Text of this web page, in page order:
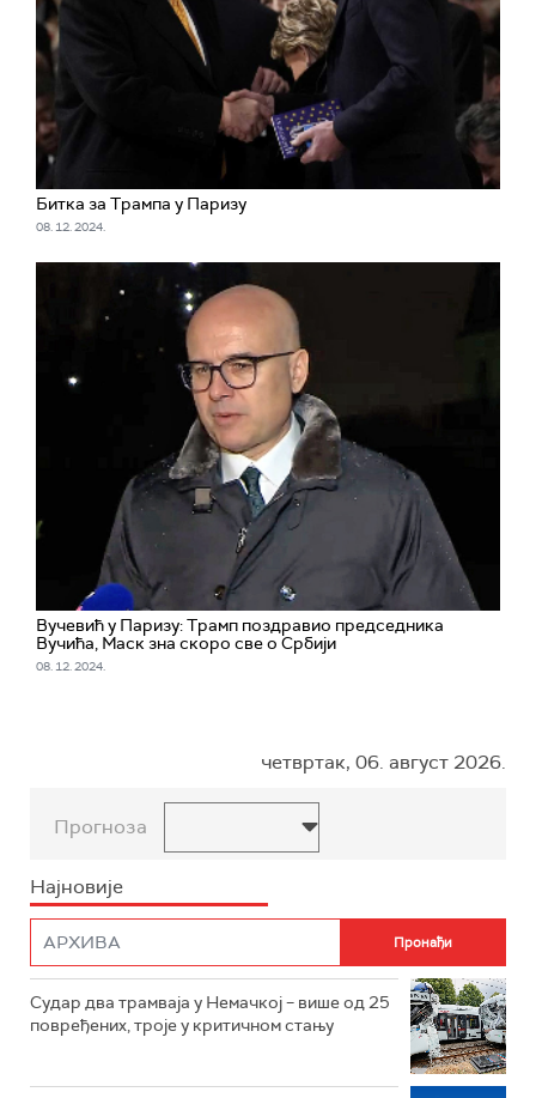
Битка за Трампа у Паризу
08. 12. 2024.
Вучевић у Паризу: Трамп поздравио председника
Вучића, Маск зна скоро све о Србији
08. 12. 2024.
четвртак, 06. август 2026.
Прогноза
Најновије
Судар два трамваја у Немачкој – више од 25
повређених, троје у критичном стању